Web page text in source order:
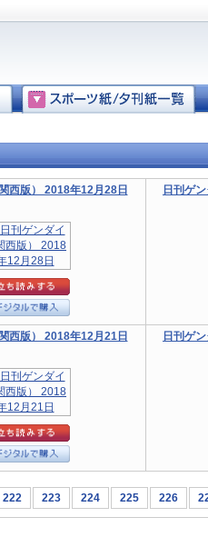
西版） 2018年12月28日 日刊ゲ
西版） 2018年12月21日 日刊ゲ
222 223 224 225 226